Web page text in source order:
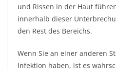
und Rissen in der Haut
innerhalb dieser
den Rest des Bereichs.
Wenn Sie an einer anderen
Infektion haben, ist es